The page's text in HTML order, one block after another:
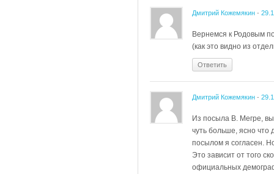
Дмитрий Кожемякин -
Вернемся к Родовым
(как это видно из
Ответить
Дмитрий Кожемякин -
Из посыла В. Мегре,
чуть больше, ясно
посылом я согласен.
Это зависит от того
официальных